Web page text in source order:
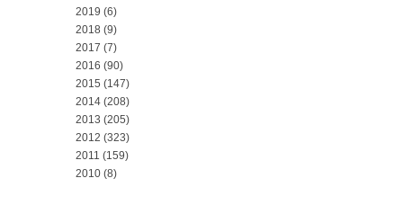
2019 (6)
2018 (9)
2017 (7)
2016 (90)
2015 (147)
2014 (208)
2013 (205)
2012 (323)
2011 (159)
2010 (8)